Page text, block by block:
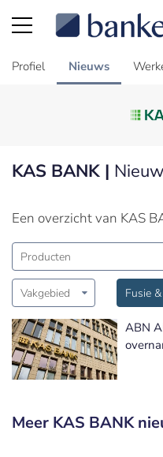
Profiel Nieuws
KAS BANK |
Een overzicht van KAS
Producten
Vakgebied Fusie
ABN
Meer KAS BANK